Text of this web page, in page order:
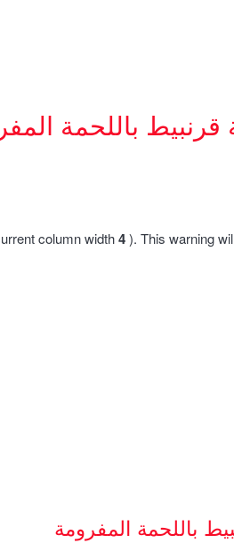
باللحمة
column width4). This warning
باللحمة المفرومة